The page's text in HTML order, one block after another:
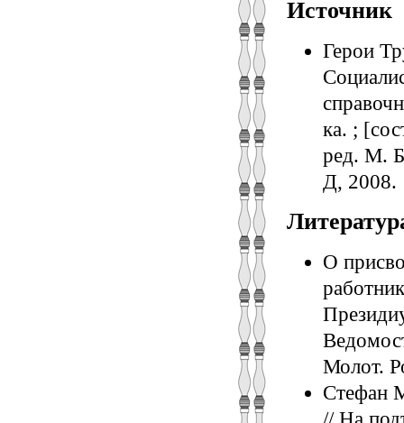
Источник
Герои
ка. ;
ред. М.
Д, 2008.
О
Молот.
Стефан